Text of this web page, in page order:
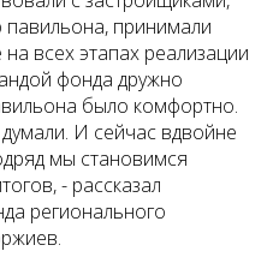
принимали
всех этапах реализации
фонда дружно
было комфортно.
И сейчас вдвойне
мы становимся
- рассказал
регионального